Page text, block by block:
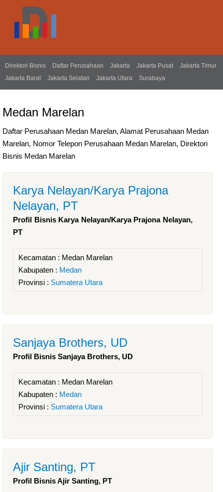
Direktori Bisnis Daftar Perusahaan Jakarta Jakarta Pusat
Jakarta Timur
Jakarta Barat
Jakarta Selatan Jakarta Utara Surabaya
Medan Marelan
Daftar Perusahaan Medan Marelan, Alamat Perusahaan Medan
Marelan, Nomor Telepon Perusahaan Medan Marelan, Direktori
Bisnis Medan Marelan
Karya Nelayan/Karya Prajona
Nelayan, PT
Profil Bisnis Karya Nelayan/Karya Prajona Nelayan,
PT
Kecamatan : Medan Marelan
Kabupaten : Medan
Provinsi : Sumatera Utara
Sanjaya Brothers, UD
Profil Bisnis Sanjaya Brothers, UD
Kecamatan : Medan Marelan
Kabupaten : Medan
Provinsi : Sumatera Utara
Ajir Santing, PT
Profil Bisnis Ajir Santing, PT